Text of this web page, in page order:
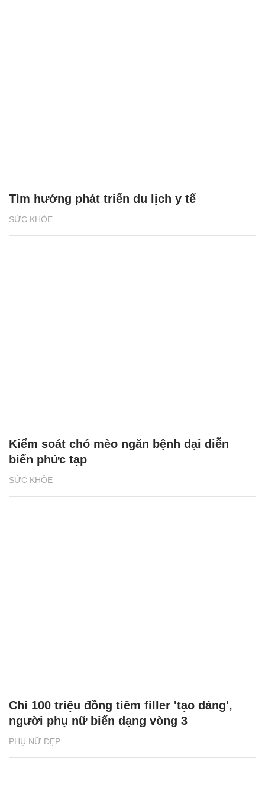
SỨC KHỎE
Tìm hướng phát triển du lịch y tế
SỨC KHỎE
Kiểm soát chó mèo ngăn bệnh dại diễn
biến phức tạp
PHỤ NỮ ĐẸP
Chi 100 triệu đồng tiêm filler 'tạo dáng',
người phụ nữ biến dạng vòng 3